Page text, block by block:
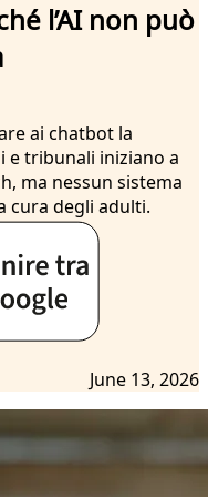
l’AI non può
ai chatbot la
e tribunali iniziano a
ma nessun sistema
cura degli adulti.
June 13, 2026